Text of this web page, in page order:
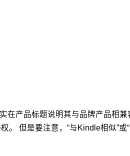
产品标题说明其与品牌产品相
但是要注意，“与Kindle相似”或